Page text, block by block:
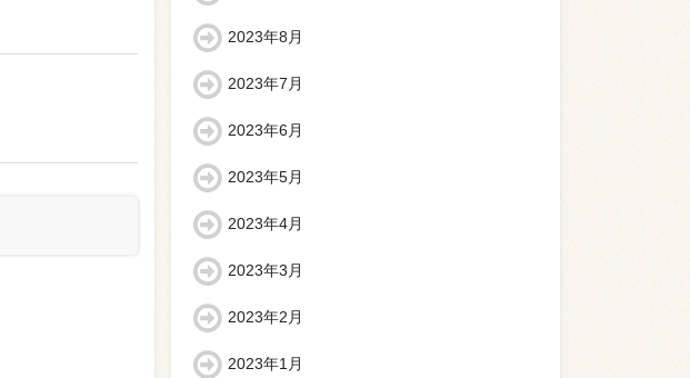
2023年8月
2023年7月
2023年6月
2023年5月
2023年4月
2023年3月
2023年2月
2023年1月